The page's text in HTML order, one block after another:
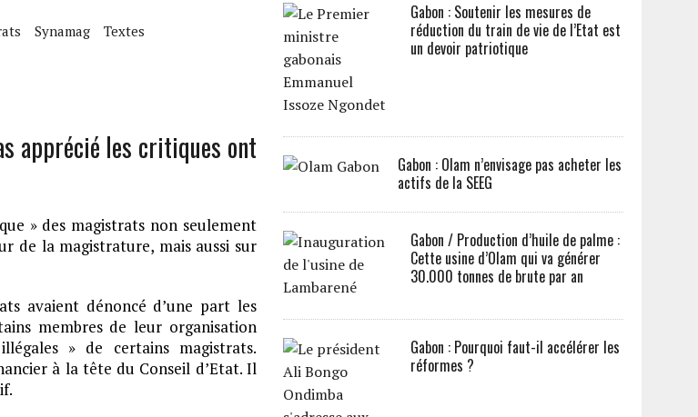
Synamag Textes
apprécié les critiques ont
» des magistrats non seulement
de la magistrature, mais aussi sur
avaient dénoncé d’une part les
membres de leur organisation
» de certains magistrats.
à la tête du Conseil d’Etat. Il
Gabon : Soutenir les mesures de
réduction du train de vie de l’Etat est
un devoir patriotique
Gabon : Olam n’envisage pas acheter les
actifs de la SEEG
Gabon / Production d’huile de palme :
Cette usine d’Olam qui va générer
30.000 tonnes de brute par an
Gabon : Pourquoi faut-il accélérer les
réformes ?